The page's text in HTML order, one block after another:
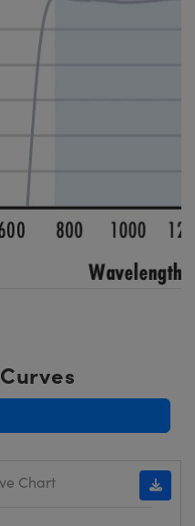
Chart